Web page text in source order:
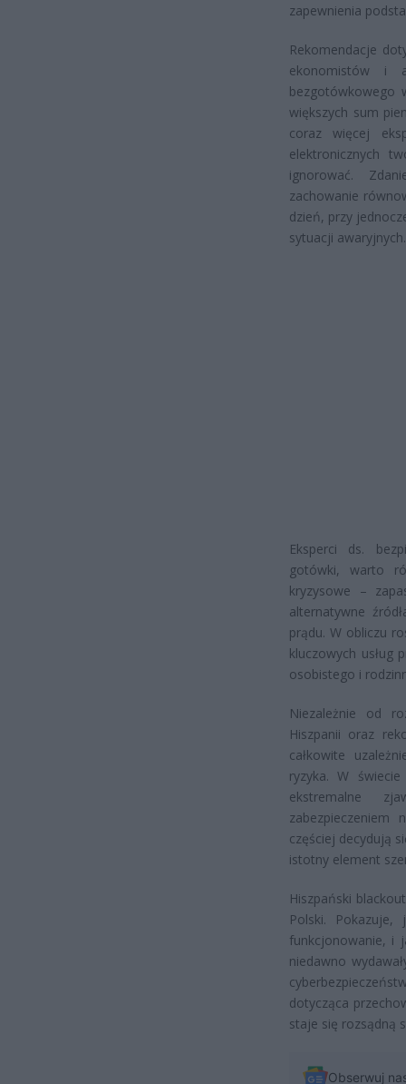
zapewnienia
Rekomendacje
ekonomistów i
bezgotówkowego
większych sum
coraz więcej
elektronicznych
ignorować.
zachowanie
dzień, przy
sytuacji awaryjnych.
Eksperci ds.
gotówki, warto
kryzysowe –
alternatywne
prądu. W obliczu
kluczowych usług
osobistego i
Niezależnie od
Hiszpanii oraz
całkowite
ryzyka. W
ekstremalne
zabezpieczeniem
częściej decydują
istotny element
Hiszpański
Polski.
funkcjonowanie, i
niedawno
dotycząca
staje się rozsądną
Obserwuj